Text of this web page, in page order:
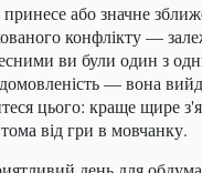
або значне
конфлікту —
ви були один з
— вона
цього: краще щире
від гри в мовчанку.